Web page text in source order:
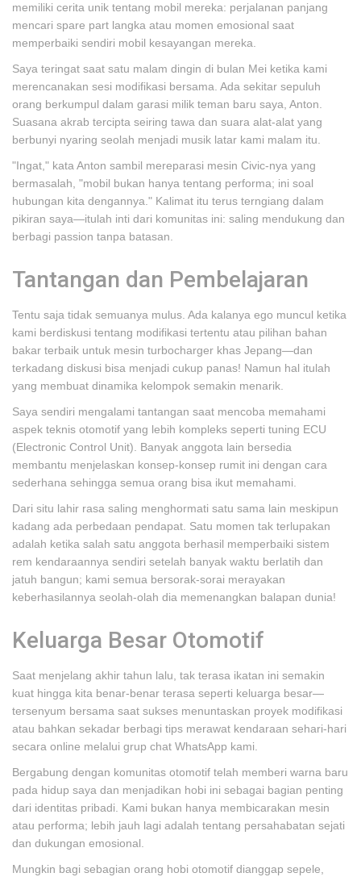
memiliki cerita unik tentang mobil mereka: perjalanan panjang
mencari spare part langka atau momen emosional saat
memperbaiki sendiri mobil kesayangan mereka.
Saya teringat saat satu malam dingin di bulan Mei ketika kami
merencanakan sesi modifikasi bersama. Ada sekitar sepuluh
orang berkumpul dalam garasi milik teman baru saya, Anton.
Suasana akrab tercipta seiring tawa dan suara alat-alat yang
berbunyi nyaring seolah menjadi musik latar kami malam itu.
"Ingat," kata Anton sambil mereparasi mesin Civic-nya yang
bermasalah, "mobil bukan hanya tentang performa; ini soal
hubungan kita dengannya." Kalimat itu terus terngiang dalam
pikiran saya—itulah inti dari komunitas ini: saling mendukung dan
berbagi passion tanpa batasan.
Tantangan dan Pembelajaran
Tentu saja tidak semuanya mulus. Ada kalanya ego muncul ketika
kami berdiskusi tentang modifikasi tertentu atau pilihan bahan
bakar terbaik untuk mesin turbocharger khas Jepang—dan
terkadang diskusi bisa menjadi cukup panas! Namun hal itulah
yang membuat dinamika kelompok semakin menarik.
Saya sendiri mengalami tantangan saat mencoba memahami
aspek teknis otomotif yang lebih kompleks seperti tuning ECU
(Electronic Control Unit). Banyak anggota lain bersedia
membantu menjelaskan konsep-konsep rumit ini dengan cara
sederhana sehingga semua orang bisa ikut memahami.
Dari situ lahir rasa saling menghormati satu sama lain meskipun
kadang ada perbedaan pendapat. Satu momen tak terlupakan
adalah ketika salah satu anggota berhasil memperbaiki sistem
rem kendaraannya sendiri setelah banyak waktu berlatih dan
jatuh bangun; kami semua bersorak-sorai merayakan
keberhasilannya seolah-olah dia memenangkan balapan dunia!
Keluarga Besar Otomotif
Saat menjelang akhir tahun lalu, tak terasa ikatan ini semakin
kuat hingga kita benar-benar terasa seperti keluarga besar—
tersenyum bersama saat sukses menuntaskan proyek modifikasi
atau bahkan sekadar berbagi tips merawat kendaraan sehari-hari
secara online melalui grup chat WhatsApp kami.
Bergabung dengan komunitas otomotif telah memberi warna baru
pada hidup saya dan menjadikan hobi ini sebagai bagian penting
dari identitas pribadi. Kami bukan hanya membicarakan mesin
atau performa; lebih jauh lagi adalah tentang persahabatan sejati
dan dukungan emosional.
Mungkin bagi sebagian orang hobi otomotif dianggap sepele,